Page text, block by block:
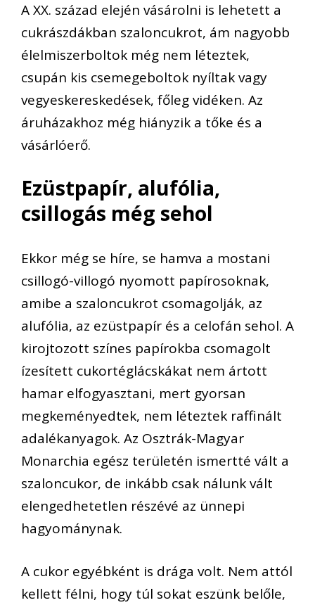
A XX. század elején vásárolni is lehetett a
cukrászdákban szaloncukrot, ám nagyobb
élelmiszerboltok még nem léteztek,
csupán kis csemegeboltok nyíltak vagy
vegyeskereskedések, főleg vidéken. Az
áruházakhoz még hiányzik a tőke és a
vásárlóerő.
Ezüstpapír, alufólia,
csillogás még sehol
Ekkor még se híre, se hamva a mostani
csillogó-villogó nyomott papírosoknak,
amibe a szaloncukrot csomagolják, az
alufólia, az ezüstpapír és a celofán sehol. A
kirojtozott színes papírokba csomagolt
ízesített cukortéglácskákat nem ártott
hamar elfogyasztani, mert gyorsan
megkeményedtek, nem léteztek raffinált
adalékanyagok. Az Osztrák-Magyar
Monarchia egész területén ismertté vált a
szaloncukor, de inkább csak nálunk vált
elengedhetetlen részévé az ünnepi
hagyománynak.
A cukor egyébként is drága volt. Nem attól
kellett félni, hogy túl sokat eszünk belőle,